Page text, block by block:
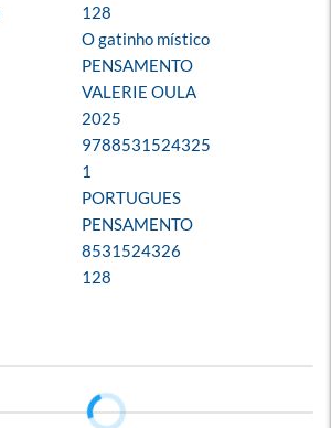
128
O gatinho místico
PENSAMENTO
VALERIE OULA
2025
9788531524325
1
PORTUGUES
PENSAMENTO
8531524326
128